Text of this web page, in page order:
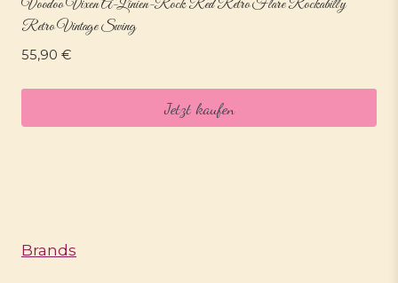
Voodoo Vixen A-Linien-Rock Red Retro Flare Rockabilly
Retro Vintage Swing
55,90 €
Jetzt kaufen
Brands